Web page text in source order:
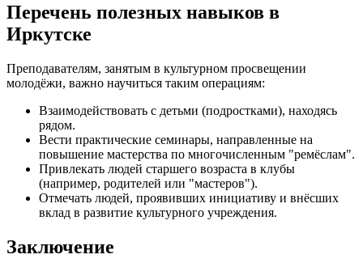
Перечень полезных навыков в
Иркутске
Преподавателям, занятым в культурном просвещении
молодёжи, важно научиться таким операциям:
Взаимодействовать с детьми (подростками), находясь
рядом.
Вести практические семинары, направленные на
повышение мастерства по многочисленным "ремёслам".
Привлекать людей старшего возраста в клубы
(например, родителей или "мастеров").
Отмечать людей, проявивших инициативу и внёсших
вклад в развитие культурного учреждения.
Заключение